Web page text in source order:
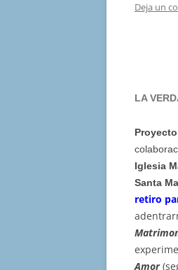
Deja un
LA
Iglesia
Santa
retiro
Amor